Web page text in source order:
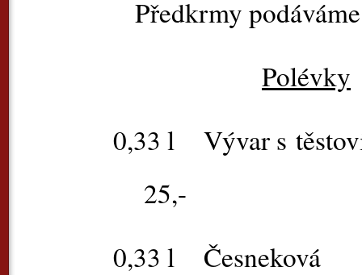
Předkrmy podáváme s
Polévky
0,33 l
Vývar s
25,-
0,33 l